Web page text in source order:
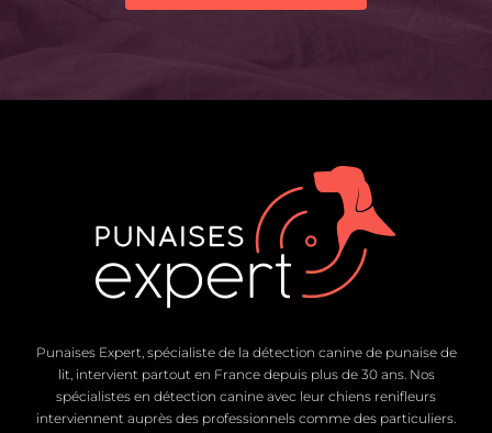
Punaises Expert, spécialiste de la détection canine de punaise de
lit, intervient partout en France depuis plus de 30 ans. Nos
spécialistes en détection canine avec leur chiens renifleurs
interviennent auprès des professionnels comme des particuliers.